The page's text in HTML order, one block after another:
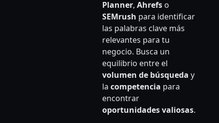
Planner, Ahrefso
SEMrush para identificar
las palabras clave más
relevantes para tu
negocio. Busca un
equilibrio entre el
volumen de búsqueda y
la competencia para
encontrar
oportunidades valiosas.